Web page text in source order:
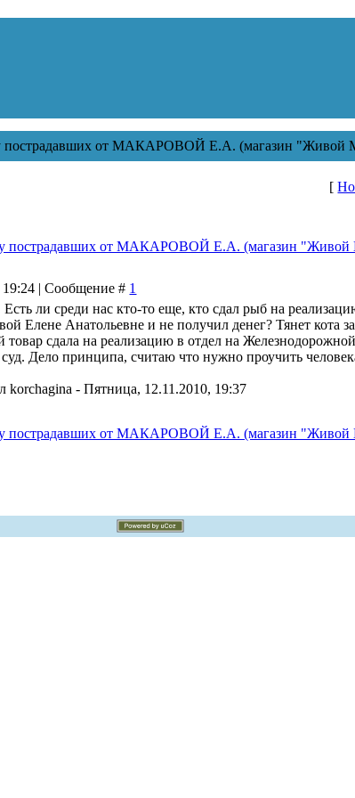
от МАКАРОВОЙ Е.А. (магазин "Живой
[
пострадавших от МАКАРОВОЙ Е.А. (магазин
19:24 | Сообщение # 1
ли среди нас кто-то еще, кто сдал рыб на
Елене Анатольевне и не получил денег? Тянет кота
товар сдала на реализацию в отдел на
Дело принципа, считаю что нужно проучить
korchagina -Пятница, 12.11.2010, 19:37
пострадавших от МАКАРОВОЙ Е.А. (магазин